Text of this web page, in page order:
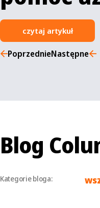
czytaj artykuł
PoprzednieNastępne
Blog
Kategorie bloga: